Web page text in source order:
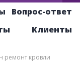
Вопрос-ответ
Клиенты
ремонт кровли